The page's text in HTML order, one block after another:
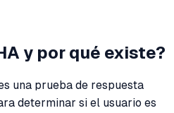
y por qué existe?
una prueba de respuesta
determinar si el usuario es